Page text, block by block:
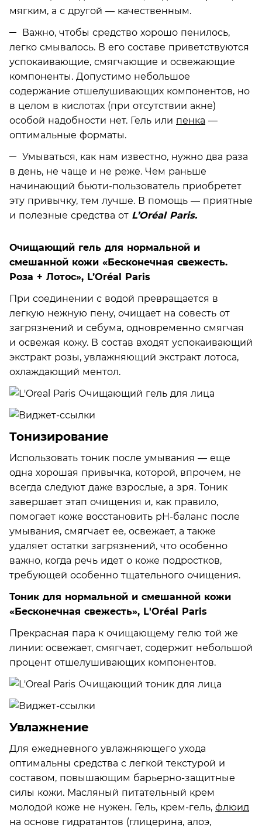
мягким, а с другой —­ качественным.
Важно, чтобы средство хорошо пенилось,
легко смывалось. В его составе приветствуются
успокаивающие, смягчающие и освежающие
компоненты. Допустимо небольшое
содержание отшелушивающих компонентов, но
в целом в кислотах (при отсутствии акне)
особой надобности нет. Гель или пенка —
оптимальные форматы.
Умываться, как нам известно, нужно два раза
в день, не чаще и не реже. Чем раньше
начинающий бьюти-пользователь приобретет
эту привычку, тем лучше. В помощь — приятные
и полезные средства от L’Oréal Paris.
Очищающий гель для нормальной и
смешанной кожи «Бесконечная свежесть.
Роза + Лотос», L’Oréal Paris
При соединении с водой превращается в
легкую нежную пену, очищает на совесть от
загрязнений и себума, одновременно смягчая
и освежая кожу. В состав входят успокаивающий
экстракт розы, увлажняющий экстракт лотоса,
охлаждающий ментол.
Тонизирование
Использовать тоник после умывания ­— еще
одна хорошая привычка, которой, впрочем, не
всегда следуют даже взрослые, а зря. Тоник
завершает этап очищения и, как правило,
помогает коже восстановить pH-баланс после
умывания, смягчает ее, освежает, а также
удаляет остатки загрязнений, что особенно
важно, когда речь идет о коже подростков,
требующей особенно тщательного очищения.
Тоник для нормальной и смешанной кожи
«Бесконечная свежесть», L'Oréal Paris
Прекрасная пара к очищающему гелю той же
линии: освежает, смягчает, содержит небольшой
процент отшелушивающих компонентов.
Увлажнение
Для ежедневного увлажняющего ухода
оптимальны средства с легкой текстурой и
составом, повышающим барьерно-защитные
силы кожи. Масляный питательный крем
молодой коже не нужен. Гель, крем-гель, флюид
на основе гидратантов (глицерина, алоэ,